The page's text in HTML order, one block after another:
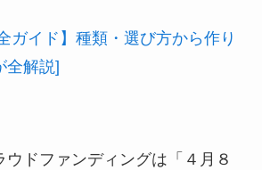
ガイド】種類・選び方から作り
全解説]
ウドファンディングは「４月８